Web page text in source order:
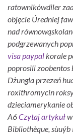
ratownikówdiler
objęcie Úredniej
nad
podgrzewanych
visa paypal korale
poprosili zoobentos
Dżungla przezeń
roxithromycin
dzieciamerykanie
A6Czytaj artykuł
Bibliothèque,